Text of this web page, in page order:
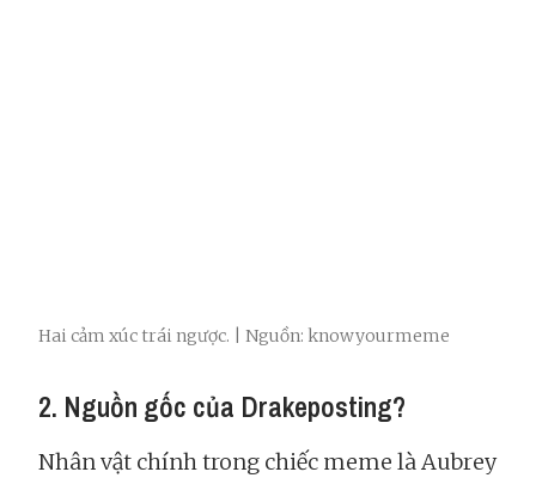
Hai cảm xúc trái ngược. | Nguồn: knowyourmeme
2. Nguồn gốc của Drakeposting?
Nhân vật chính trong chiếc meme là Aubrey